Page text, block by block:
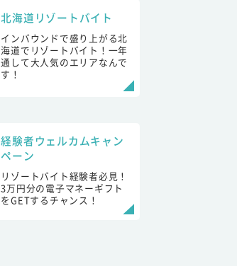
北海道リゾートバイト
インバウンドで盛り上がる北
海道でリゾートバイト！一年
通して大人気のエリアなんで
す！
経験者ウェルカムキャン
ペーン
リゾートバイト経験者必見！
3万円分の電子マネーギフト
をGETするチャンス！